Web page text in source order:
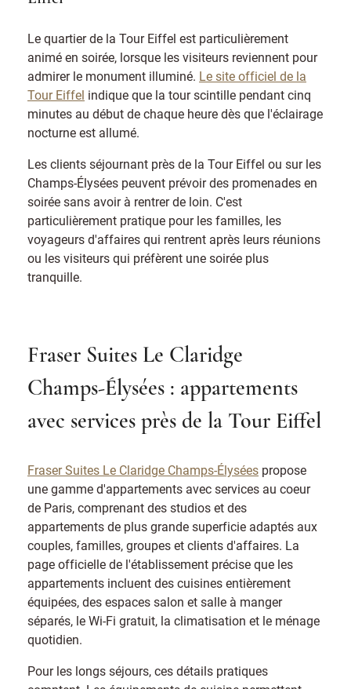
Le quartier de la Tour Eiffel est particulièrement
animé en soirée, lorsque les visiteurs reviennent pour
admirer le monument illuminé. Le site officiel de la
Tour Eiffel indique que la tour scintille pendant cinq
minutes au début de chaque heure dès que l'éclairage
nocturne est allumé.
Les clients séjournant près de la Tour Eiffel ou sur les
Champs-Élysées peuvent prévoir des promenades en
soirée sans avoir à rentrer de loin. C'est
particulièrement pratique pour les familles, les
voyageurs d'affaires qui rentrent après leurs réunions
ou les visiteurs qui préfèrent une soirée plus
tranquille.
Fraser Suites Le Claridge
Champs-Élysées : appartements
avec services près de la Tour Eiffel
Fraser Suites Le Claridge Champs-Élysées propose
une gamme d'appartements avec services au coeur
de Paris, comprenant des studios et des
appartements de plus grande superficie adaptés aux
couples, familles, groupes et clients d'affaires. La
page officielle de l'établissement précise que les
appartements incluent des cuisines entièrement
équipées, des espaces salon et salle à manger
séparés, le Wi-Fi gratuit, la climatisation et le ménage
quotidien.
Pour les longs séjours, ces détails pratiques